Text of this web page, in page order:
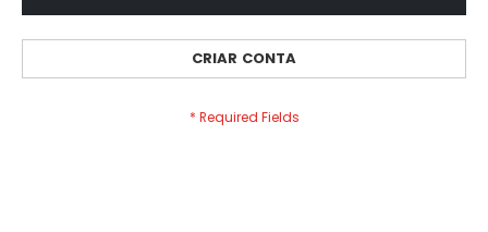
CRIAR CONTA